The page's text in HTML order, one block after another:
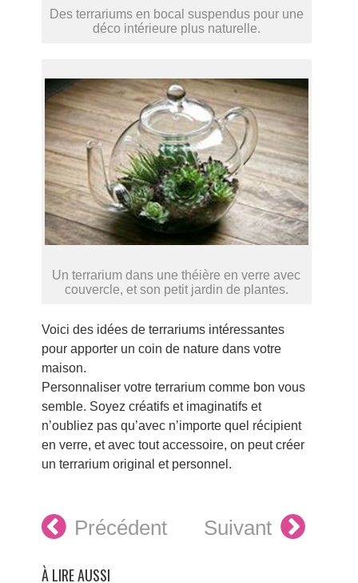
Des terrariums en bocal suspendus pour une
déco intérieure plus naturelle.
Un terrarium dans une théière en verre avec
couvercle, et son petit jardin de plantes.
Voici des idées de terrariums intéressantes
pour apporter un coin de nature dans votre
maison.
Personnaliser votre terrarium comme bon vous
semble. Soyez créatifs et imaginatifs et
n’oubliez pas qu’avec n’importe quel récipient
en verre, et avec tout accessoire, on peut créer
un terrarium original et personnel.
Précédent Suivant
À LIRE AUSSI